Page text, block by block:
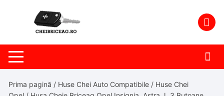
Prima pagină / Huse Chei Auto Compatibile / Huse Chei